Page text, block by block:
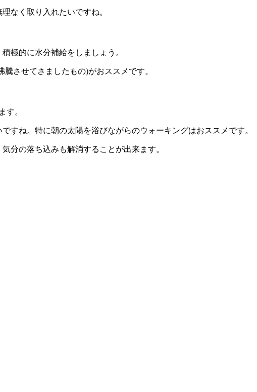
なく取り入れたいですね。
極的に水分補給をしましょう。
させてさましたもの)がおススメです。
す。
すね。特に朝の太陽を浴びながらのウォーキングはおススメです。
分の落ち込みも解消することが出来ます。